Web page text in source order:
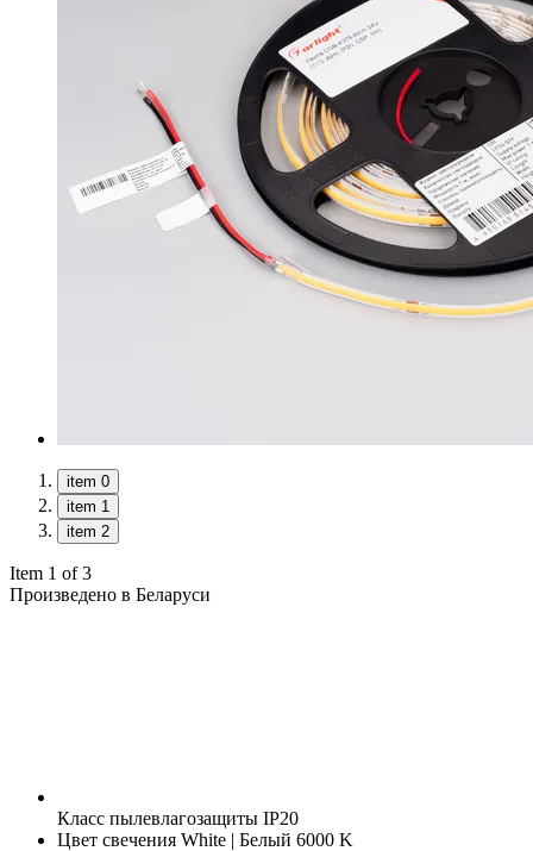
item 0
item 1
item 2
Item 1 of 3
Произведено в Беларуси
Класс пылевлагозащиты IP20
Цвет свечения White | Белый 6000 K